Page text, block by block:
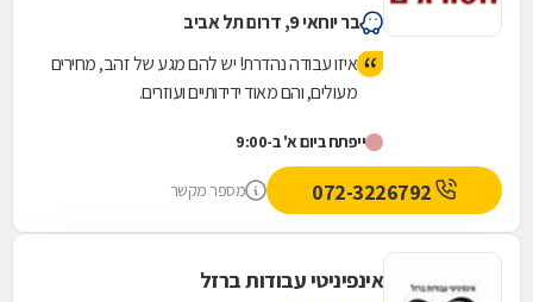
בר יוחאי 9, דרום תל אביב
איזו עבודה נהדרת! יש להם מגע של זהב, מחירים
מעולים, והם מאוד ידידותיים ועוזרים.
ייפתח ביום א' ב-9:00
מספר מקשר
אינפיניטי עבודות ברזל